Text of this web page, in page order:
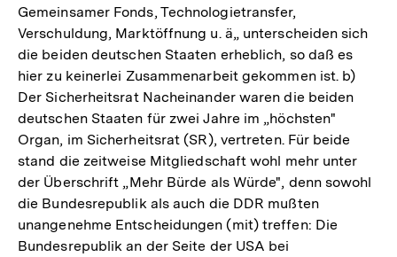
Gemeinsamer Fonds, Technologietransfer,
Verschuldung, Marktöffnung u. ä„ unterscheiden sich
die beiden deutschen Staaten erheblich, so daß es
hier zu keinerlei Zusammenarbeit gekommen ist. b)
Der Sicherheitsrat Nacheinander waren die beiden
deutschen Staaten für zwei Jahre im „höchsten"
Organ, im Sicherheitsrat (SR), vertreten. Für beide
stand die zeitweise Mitgliedschaft wohl mehr unter
der Überschrift „Mehr Bürde als Würde", denn sowohl
die Bundesrepublik als auch die DDR mußten
unangenehme Entscheidungen (mit) treffen: Die
Bundesrepublik an der Seite der USA bei